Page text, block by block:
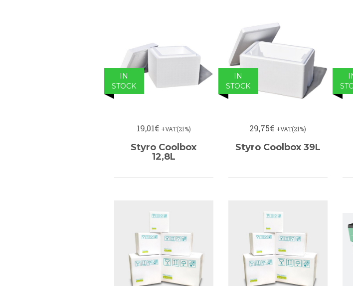
19,01€ +VAT(21%)
Styro Coolbox
12,8L
IN
STOCK
29,75€ +VAT(21%)
Styro Coolbox 39L
IN
STOCK